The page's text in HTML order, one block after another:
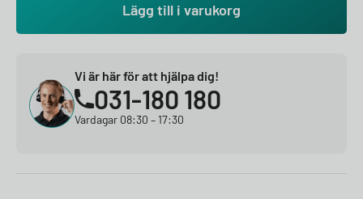
Lägg till i varukorg
Vi är här för att hjälpa dig!
031-180 180
Vardagar 08:30 – 17:30